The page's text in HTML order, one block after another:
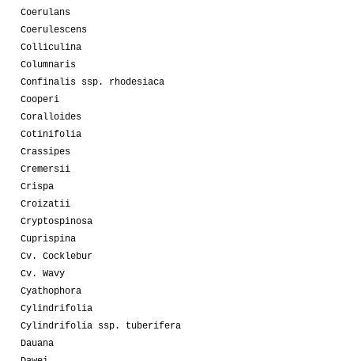
Coerulans
Coerulescens
Colliculina
Columnaris
Confinalis ssp. rhodesiaca
Cooperi
Coralloides
Cotinifolia
Crassipes
Cremersii
Crispa
Croizatii
Cryptospinosa
Cuprispina
Cv. Cocklebur
Cv. Wavy
Cyathophora
Cylindrifolia
Cylindrifolia ssp. tuberifera
Dauana